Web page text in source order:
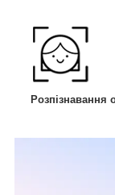
Розпізнавання